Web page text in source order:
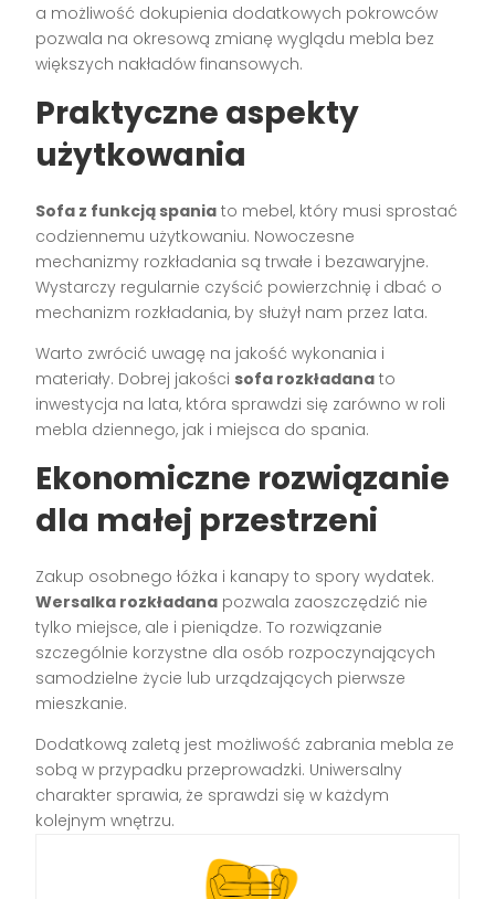
a możliwość dokupienia dodatkowych pokrowców
pozwala na okresową zmianę wyglądu mebla bez
większych nakładów finansowych.
Praktyczne aspekty
użytkowania
Sofa z funkcją spania to mebel, który musi sprostać
codziennemu użytkowaniu. Nowoczesne
mechanizmy rozkładania są trwałe i bezawaryjne.
Wystarczy regularnie czyścić powierzchnię i dbać o
mechanizm rozkładania, by służył nam przez lata.
Warto zwrócić uwagę na jakość wykonania i
materiały. Dobrej jakości sofa rozkładana to
inwestycja na lata, która sprawdzi się zarówno w roli
mebla dziennego, jak i miejsca do spania.
Ekonomiczne rozwiązanie
dla małej przestrzeni
Zakup osobnego łóżka i kanapy to spory wydatek.
Wersalka rozkładana pozwala zaoszczędzić nie
tylko miejsce, ale i pieniądze. To rozwiązanie
szczególnie korzystne dla osób rozpoczynających
samodzielne życie lub urządzających pierwsze
mieszkanie.
Dodatkową zaletą jest możliwość zabrania mebla ze
sobą w przypadku przeprowadzki. Uniwersalny
charakter sprawia, że sprawdzi się w każdym
kolejnym wnętrzu.